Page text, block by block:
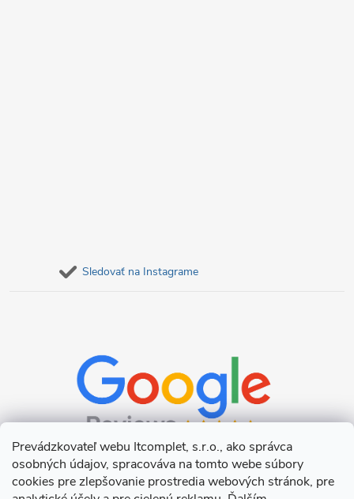
Prevádzkovateľ webu Itcomplet, s.r.o., ako správca
osobných údajov, spracováva na tomto webe súbory
cookies pre zlepšovanie prostredia webových stránok, pre
Sledovať na Instagrame